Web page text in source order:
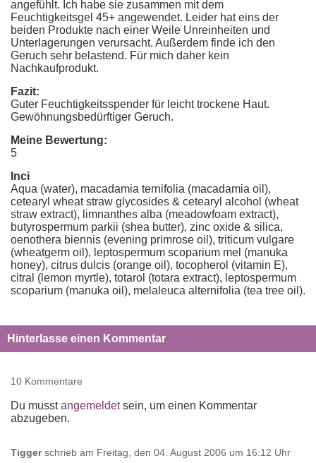
angefühlt. Ich habe sie zusammen mit dem
Feuchtigkeitsgel 45+ angewendet. Leider hat eins der
beiden Produkte nach einer Weile Unreinheiten und
Unterlagerungen verursacht. Außerdem finde ich den
Geruch sehr belastend. Für mich daher kein
Nachkaufprodukt.
Fazit:
Guter Feuchtigkeitsspender für leicht trockene Haut.
Gewöhnungsbedürftiger Geruch.
Meine Bewertung:
5
Inci
Aqua (water), macadamia ternifolia (macadamia oil),
cetearyl wheat straw glycosides & cetearyl alcohol (wheat
straw extract), limnanthes alba (meadowfoam extract),
butyrospermum parkii (shea butter), zinc oxide & silica,
oenothera biennis (evening primrose oil), triticum vulgare
(wheatgerm oil), leptospermum scoparium mel (manuka
honey), citrus dulcis (orange oil), tocopherol (vitamin E),
citral (lemon myrtle), totarol (totara extract), leptospermum
scoparium (manuka oil), melaleuca alternifolia (tea tree oil).
Hinterlasse einen Kommentar
10 Kommentare
Du musstangemeldetsein, um einen Kommentar
abzugeben.
Tigger schrieb am Freitag, den 04. August 2006 um 16:12 Uhr